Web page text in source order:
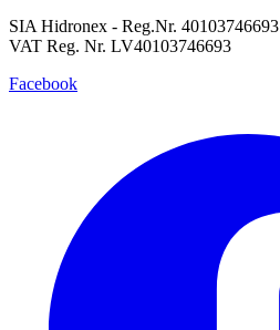
SIA Hidronex - Reg.Nr. 40103746693
VAT Reg. Nr. LV40103746693
Facebook